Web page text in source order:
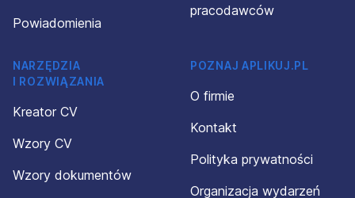
Powiadomienia
pracodawców
NARZĘDZIA
I ROZWIĄZANIA
Kreator CV
Wzory CV
Wzory dokumentów
POZNAJ APLIKUJ.PL
O firmie
Kontakt
Polityka prywatności
Organizacja wydarzeń